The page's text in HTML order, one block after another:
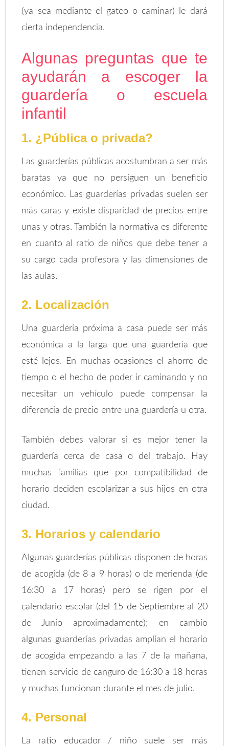
(ya sea mediante el gateo o caminar) le dará
cierta independencia.
Algunas preguntas que te
ayudarán a escoger la
guardería o escuela
infantil
1. ¿Pública o privada?
Las guarderías públicas acostumbran a ser más
baratas ya que no persiguen un beneficio
económico. Las guarderías privadas suelen ser
más caras y existe disparidad de precios entre
unas y otras. También la normativa es diferente
en cuanto al ratio de niños que debe tener a
su cargo cada profesora y las dimensiones de
las aulas.
2. Localización
Una guardería próxima a casa puede ser más
económica a la larga que una guardería que
esté lejos. En muchas ocasiones el ahorro de
tiempo o el hecho de poder ir caminando y no
necesitar un vehículo puede compensar la
diferencia de precio entre una guardería u otra.
También debes valorar si es mejor tener la
guardería cerca de casa o del trabajo. Hay
muchas familias que por compatibilidad de
horario deciden escolarizar a sus hijos en otra
ciudad.
3. Horarios y calendario
Algunas guarderías públicas disponen de horas
de acogida (de 8 a 9 horas) o de merienda (de
16:30 a 17 horas) pero se rigen por el
calendario escolar (del 15 de Septiembre al 20
de Junio aproximadamente); en cambio
algunas guarderías privadas amplían el horario
de acogida empezando a las 7 de la mañana,
tienen servicio de canguro de 16:30 a 18 horas
y muchas funcionan durante el mes de julio.
4. Personal
La ratio educador / niño suele ser más